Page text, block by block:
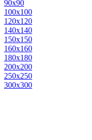
90х90
100х100
120х120
140х140
150х150
160х160
180х180
200х200
250х250
300х300